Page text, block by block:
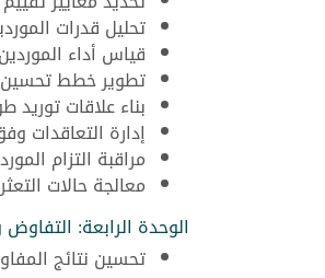
تحليل قدرات
قياس أداء
تطوير خطط تحسين
بناء علاقات توريد
إدارة التعاقدات
مراقبة التزام
معالجة حالات
الوحدة الرابعة:
تحسين نتائج